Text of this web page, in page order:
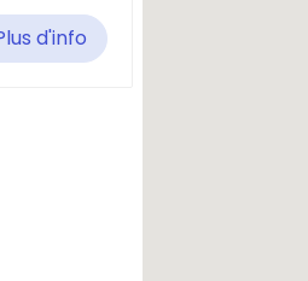
d'info